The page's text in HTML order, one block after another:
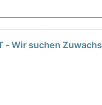
Wir suchen